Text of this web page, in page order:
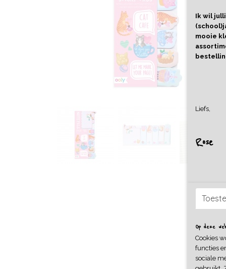
Ik wil
mooie
Liefs,
Rose
Op deze
Cookies
functies
sociale